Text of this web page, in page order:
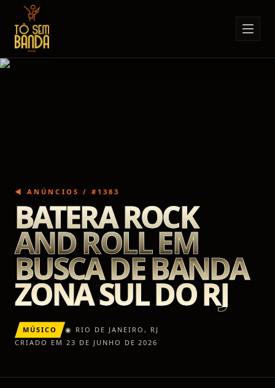
Sobre Nós
◀ ANÚNCIOS / # 1383
BATERA ROCK
AND ROLL EM
BUSCA DE BANDA
ZONA SUL DO RJ
MÚSICO ◉ RIO DE JANEIRO , RJ
CRIADO EM 23 DE JUNHO DE 2026